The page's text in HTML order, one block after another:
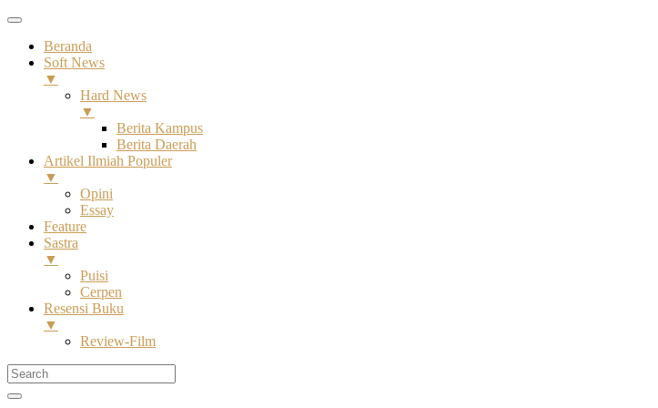
Beranda
Soft News
▼
Hard News
▼
Berita Kampus
Berita Daerah
Artikel Ilmiah Populer
▼
Opini
Essay
Feature
Sastra
▼
Puisi
Cerpen
Resensi Buku
▼
Review-Film